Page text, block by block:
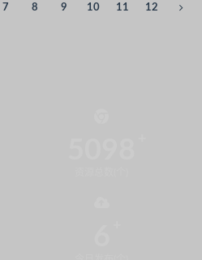
7 8 9 10 11 12